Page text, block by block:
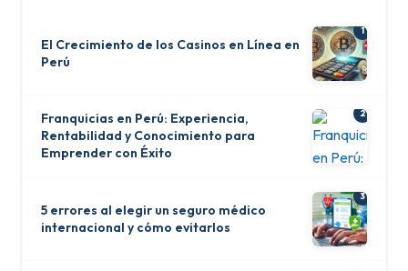
El Crecimiento de los Casinos en Línea en
Perú
1
Franquicias en Perú: Experiencia,
Rentabilidad y Conocimiento para
Emprender con Éxito
2
5 errores al elegir un seguro médico
internacional y cómo evitarlos
3